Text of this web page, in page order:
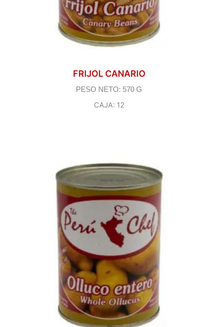
FRIJOL CANARIO
PESO NETO: 570 G
CAJA: 12